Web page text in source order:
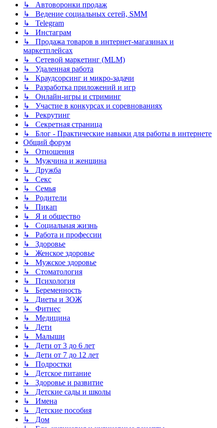
↳ Автоворонки продаж
↳ Ведение социальных сетей, SMM
↳ Telegram
↳ Инстаграм
↳ Продажа товаров в интернет-магазинах и
маркетплейсах
↳ Сетевой маркетинг (MLM)
↳ Удаленная работа
↳ Краудсорсинг и микро-задачи
↳ Разработка приложений и игр
↳ Онлайн-игры и стриминг
↳ Участие в конкурсах и соревнованиях
↳ Рекрутинг
↳ Секретная страница
↳ Блог - Практические навыки для работы в интернете
Общий форум
↳ Отношения
↳ Мужчина и женщина
↳ Дружба
↳ Секс
↳ Семья
↳ Родители
↳ Пикап
↳ Я и общество
↳ Социальная жизнь
↳ Работа и профессии
↳ Здоровье
↳ Женское здоровье
↳ Мужское здоровье
↳ Стоматология
↳ Психология
↳ Беременность
↳ Диеты и ЗОЖ
↳ Фитнес
↳ Медицина
↳ Дети
↳ Малыши
↳ Дети от 3 до 6 лет
↳ Дети от 7 до 12 лет
↳ Подростки
↳ Детское питание
↳ Здоровье и развитие
↳ Детские сады и школы
↳ Имена
↳ Детские пособия
↳ Дом